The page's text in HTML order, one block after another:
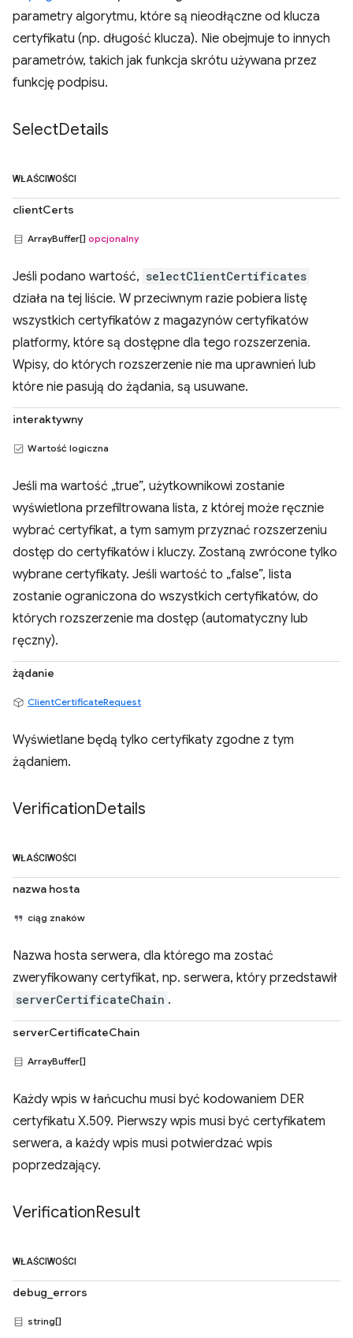
parametry algorytmu, które są nieodłączne od klucza
certyfikatu (np. długość klucza). Nie obejmuje to innych
parametrów, takich jak funkcja skrótu używana przez
funkcję podpisu.
SelectDetails
WŁAŚCIWOŚCI
clientCerts
ArrayBuffer[] opcjonalny
Jeśli podano wartość, selectClientCertificates
działa na tej liście. W przeciwnym razie pobiera listę
wszystkich certyfikatów z magazynów certyfikatów
platformy, które są dostępne dla tego rozszerzenia.
Wpisy, do których rozszerzenie nie ma uprawnień lub
które nie pasują do żądania, są usuwane.
interaktywny
Wartość logiczna
Jeśli ma wartość „true”, użytkownikowi zostanie
wyświetlona przefiltrowana lista, z której może ręcznie
wybrać certyfikat, a tym samym przyznać rozszerzeniu
dostęp do certyfikatów i kluczy. Zostaną zwrócone tylko
wybrane certyfikaty. Jeśli wartość to „false”, lista
zostanie ograniczona do wszystkich certyfikatów, do
których rozszerzenie ma dostęp (automatyczny lub
ręczny).
żądanie
ClientCertificateRequest
Wyświetlane będą tylko certyfikaty zgodne z tym
żądaniem.
VerificationDetails
WŁAŚCIWOŚCI
nazwa hosta
ciąg znaków
Nazwa hosta serwera, dla którego ma zostać
zweryfikowany certyfikat, np. serwera, który przedstawił
serverCertificateChain .
serverCertificateChain
ArrayBuffer[]
Każdy wpis w łańcuchu musi być kodowaniem DER
certyfikatu X.509. Pierwszy wpis musi być certyfikatem
serwera, a każdy wpis musi potwierdzać wpis
poprzedzający.
VerificationResult
WŁAŚCIWOŚCI
debug_errors
string[]